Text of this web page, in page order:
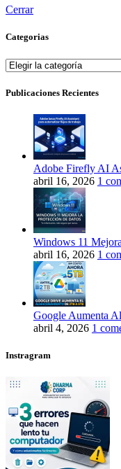
Cerrar
Categorias
Categorias
Publicaciones Recientes
Adobe Firefly AI
abril 16, 2026 1
Windows 11
abril 16, 2026 1
Google Aumenta
abril 4, 2026 1
Instragram